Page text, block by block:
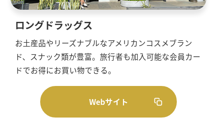
ロングドラッグス
お土産品やリーズナブルなアメリカンコスメブラン
ド、スナック類が豊富。旅行者も加入可能な会員カー
ドでお得にお買い物できる。
Webサイト